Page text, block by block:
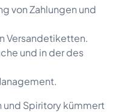
von Zahlungen und
Versandetiketten.
und in der des
Spiritory kümmert